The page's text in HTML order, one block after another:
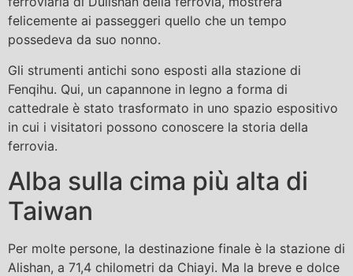
felicemente ai passeggeri quello che un tempo
possedeva da suo nonno.
Gli strumenti antichi sono esposti alla stazione di
Fenqihu. Qui, un capannone in legno a forma di
cattedrale è stato trasformato in uno spazio espositivo
in cui i visitatori possono conoscere la storia della
ferrovia.
Alba sulla cima più alta di
Taiwan
Per molte persone, la destinazione finale è la stazione di
Alishan, a 71,4 chilometri da Chiayi. Ma la breve e dolce